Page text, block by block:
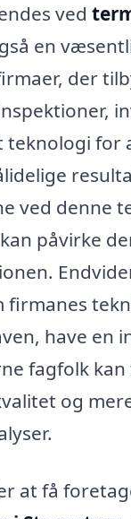
ved
en
der
teknologi for
ved denne
påvirke
firmanes
have en
fagfolk kan
og
at få